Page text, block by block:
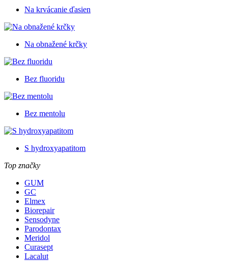
Na krvácanie ďasien
Na obnažené krčky
Bez fluoridu
Bez mentolu
S hydroxyapatitom
Top značky
GUM
GC
Elmex
Biorepair
Sensodyne
Parodontax
Meridol
Curasept
Lacalut